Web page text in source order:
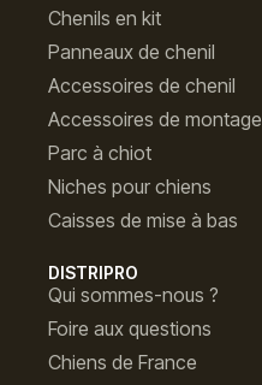
Chenils en kit
Panneaux de chenil
Accessoires de chenil
Accessoires de montage
Parc à chiot
Niches pour chiens
Caisses de mise à bas
DISTRIPRO
Qui sommes-nous ?
Foire aux questions
Chiens de France